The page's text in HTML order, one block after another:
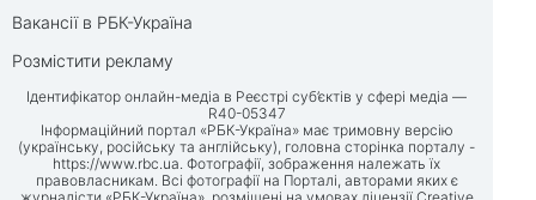
Вакансії в РБК-Україна
Розмістити рекламу
Ідентифікатор онлайн-медіа в Реєстрі суб’єктів у сфері медіа —
R40-05347
Інформаційний портал «РБК-Україна» має тримовну версію
(українську, російську та англійську), головна сторінка порталу -
https://www.rbc.ua. Фотографії, зображення належать їх
правовласникам. Всі фотографії на Порталі, авторами яких є